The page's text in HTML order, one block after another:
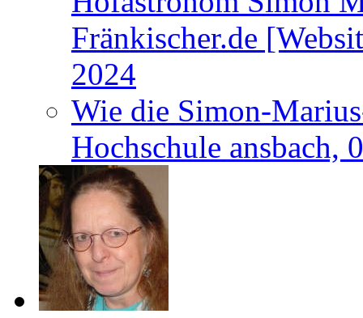
Fränkischer.de
2024
Wie die Simon-
Hochschule ansbach,